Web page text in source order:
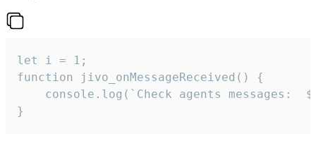
let i = 1;
function jivo_onMessageReceived() {
}